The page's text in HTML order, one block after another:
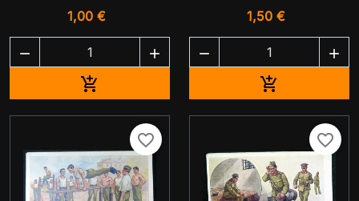
1,00 €
 

1,50 €
 

favorite_border favorite_border